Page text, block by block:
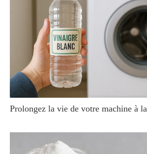
Prolongez la vie de votre machine à